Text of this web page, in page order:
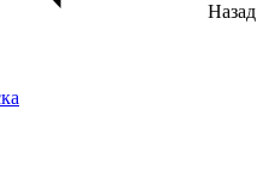
Назад